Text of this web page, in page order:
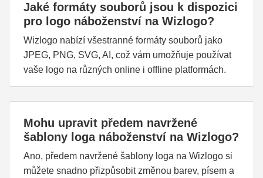
Jaké formáty souborů jsou k dispozici
pro logo náboženství na Wizlogo?
Wizlogo nabízí všestranné formáty souborů jako
JPEG, PNG, SVG, AI, což vám umožňuje používat
vaše logo na různých online i offline platformách.
Mohu upravit předem navržené
šablony loga náboženství na Wizlogo?
Ano, předem navržené šablony loga na Wizlogo si
můžete snadno přizpůsobit změnou barev, písem a